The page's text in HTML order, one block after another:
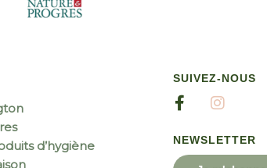
d’hygiène
SUIVEZ-NOUS
NEWSLETTER